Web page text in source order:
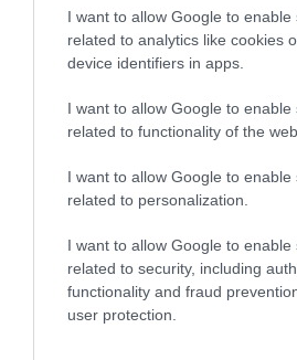
I want to allow Google to enable
related to analytics like cookies
device identifiers in apps.
I want to allow Google to enable
related to functionality of the
I want to allow Google to enable
related to personalization.
I want to allow Google to enable
related to security, including
functionality and fraud
user protection.
Εύβοια: Τέλος στις παράνομες
χωματερές – Έρχονται πρόστιμα
χωρίς εξαιρέσεις
Εύβοια: Η μαύρη επέτειος της
καταστροφικής πυρκαγιάς – Το
08.08.2026 | 20:00
Εύβοια: Πότε θα γίνει ο
συμφωνία για
χαρτοφυλάκιο έργων
Σε